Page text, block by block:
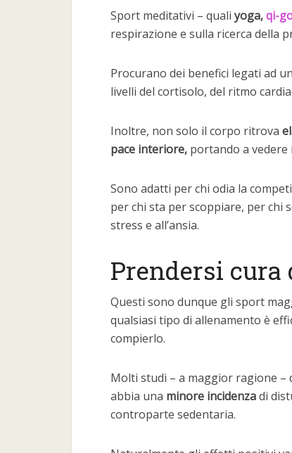
Sport meditativi – quali yoga,qi-
respirazione e sulla ricerca della
Procurano dei benefici legati ad
livelli del cortisolo, del ritmo
Inoltre, non solo il corpo ritrova
pace interiore, portando a
Sono adatti per chi odia la
per chi sta per scoppiare, per
stress e all’ansia.
Prendersi cura
Questi sono dunque gli sport
qualsiasi tipo di allenamento è
compierlo.
Molti studi – a maggior ragione –
abbia una minore incidenzadi
controparte sedentaria.